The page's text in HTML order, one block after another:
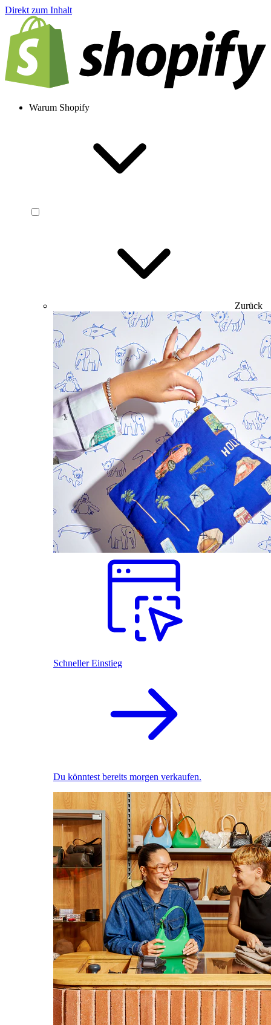
Direkt zum Inhalt
Warum Shopify
Zurück
Schneller Einstieg
Du könntest bereits morgen verkaufen.